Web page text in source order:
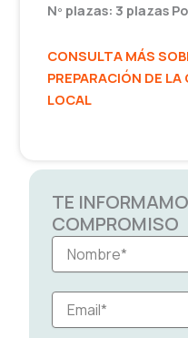
Nº plazas: 3 plazas
CONSULTA MÁS
PREPARACIÓN DE
LOCAL
TE
COMPROMISO